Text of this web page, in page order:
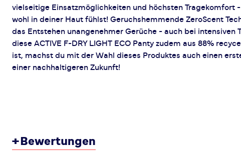
vielseitige Einsatzmöglichkeiten und höchsten Tragekomfort
wohl in deiner Haut fühlst! Geruchshemmende ZeroScent
das Entstehen unangenehmer Gerüche - auch bei intensiven
diese ACTIVE F-DRY LIGHT ECO Panty zudem aus 88%
ist, machst du mit der Wahl dieses Produktes auch einen
einer nachhaltigeren Zukunft!
+ Bewertungen